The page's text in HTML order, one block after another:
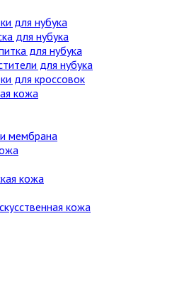
для нубука
для нубука
для нубука
для нубука
для кроссовок
кожа
мембрана
кожа
кожа